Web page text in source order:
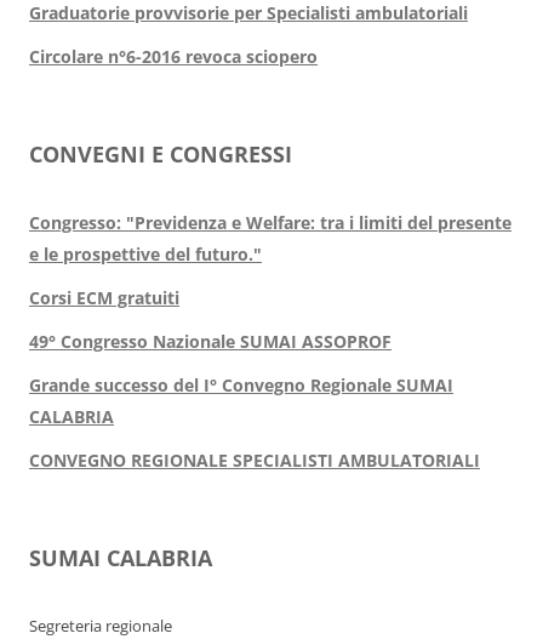
Graduatorie provvisorie per Specialisti ambulatoriali
Circolare n°6-2016 revoca sciopero
CONVEGNI E CONGRESSI
Congresso: "Previdenza e Welfare: tra i limiti del presente
e le prospettive del futuro."
Corsi ECM gratuiti
49° Congresso Nazionale SUMAI ASSOPROF
Grande successo del I° Convegno Regionale SUMAI
CALABRIA
CONVEGNO REGIONALE SPECIALISTI AMBULATORIALI​
SUMAI CALABRIA
Segreteria regionale